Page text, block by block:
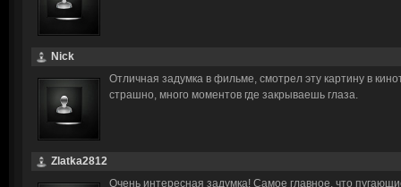
Nick
Отличная задумка в фильме, смотрел эту картину в
страшно, много моментов где закрываешь глаза.
Zlatka2812
Очень интересная задумка! Самое главное, что